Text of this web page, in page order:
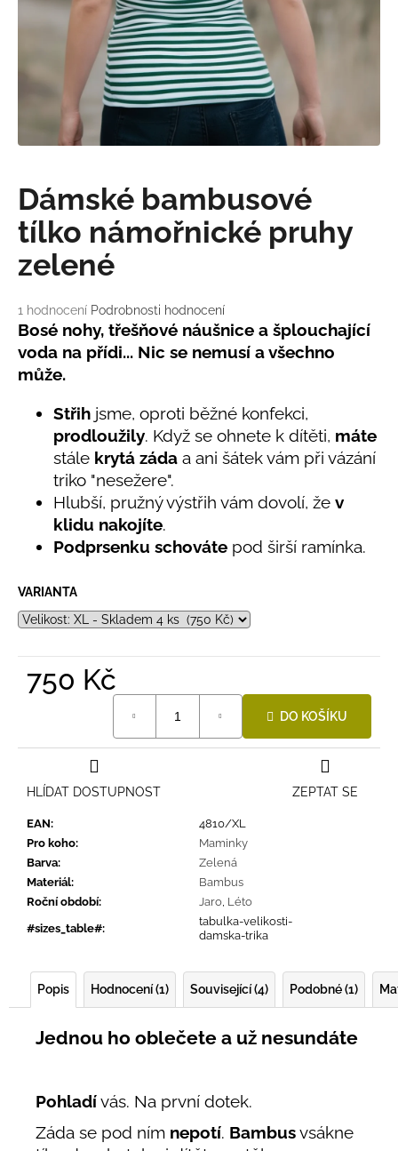
Průměrné
hodnocení
produktu
je
5,0
1 hodnocení Podrobnosti hodnocení
Dámské bambusové
tílko námořnické pruhy
zelené
Bosé nohy, třešňové náušnice a šplouchající
voda na přídi... Nic se nemusí a všechno
může.
Střih jsme, oproti běžné konfekci,
prodloužily. Když se ohnete k dítěti, máte
stále krytá záda a ani šátek vám při vázání
triko "nesežere".
Hlubší, pružný výstřih vám dovolí, že v
klidu nakojíte.
Podprsenku schováte pod širší ramínka.
VARIANTA
750 Kč
DO KOŠÍKU
EAN:
4810/XL
Pro koho:
Maminky
Barva:
Zelená
Materiál:
Bambus
Roční období: Jaro, Léto
#sizes_table#:
tabulka-velikosti-
damska-trika
ZEPTAT SE
HLÍDAT DOSTUPNOST
Popis Hodnocení (1) Související (4) Podobné (1)
Jednou ho oblečete a už nesundáte
Pohladívás. Na první dotek.
Záda se pod ním nepotí. Bambusvsákne
a
í
HLEDAT
o
p
o
r
u
LETNÍ
30
SVĚTLE
MODRÁ